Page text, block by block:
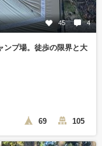
45 4
ンプ場。徒歩の限界と大
69 105